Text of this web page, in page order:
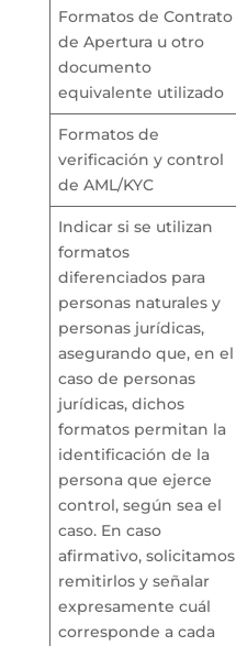
Formatos de Contrato
de Apertura u otro
documento
equivalente utilizado
Formatos de
verificación y control
de AML/KYC
Indicar si se utilizan
formatos
diferenciados para
personas naturales y
personas jurídicas,
asegurando que, en el
caso de personas
jurídicas, dichos
formatos permitan la
identificación de la
persona que ejerce
control, según sea el
caso. En caso
afirmativo, solicitamos
remitirlos y señalar
expresamente cuál
corresponde a cada